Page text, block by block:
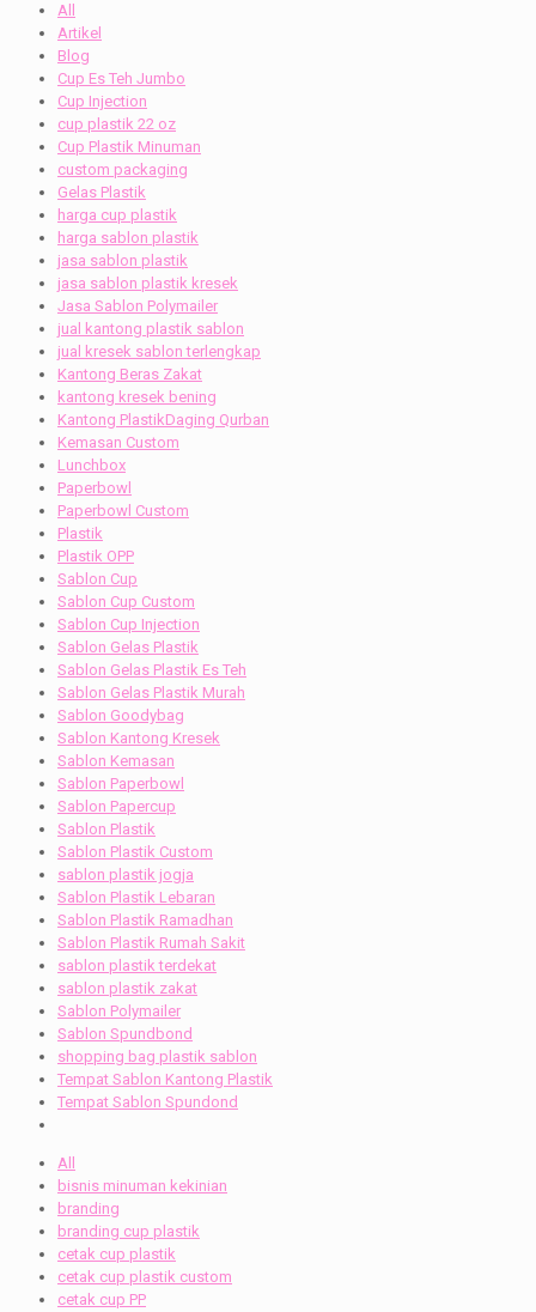
All
Artikel
Blog
Cup Es Teh Jumbo
Cup Injection
cup plastik 22 oz
Cup Plastik Minuman
custom packaging
Gelas Plastik
harga cup plastik
harga sablon plastik
jasa sablon plastik
jasa sablon plastik kresek
Jasa Sablon Polymailer
jual kantong plastik sablon
jual kresek sablon terlengkap
Kantong Beras Zakat
kantong kresek bening
Kantong PlastikDaging Qurban
Kemasan Custom
Lunchbox
Paperbowl
Paperbowl Custom
Plastik
Plastik OPP
Sablon Cup
Sablon Cup Custom
Sablon Cup Injection
Sablon Gelas Plastik
Sablon Gelas Plastik Es Teh
Sablon Gelas Plastik Murah
Sablon Goodybag
Sablon Kantong Kresek
Sablon Kemasan
Sablon Paperbowl
Sablon Papercup
Sablon Plastik
Sablon Plastik Custom
sablon plastik jogja
Sablon Plastik Lebaran
Sablon Plastik Ramadhan
Sablon Plastik Rumah Sakit
sablon plastik terdekat
sablon plastik zakat
Sablon Polymailer
Sablon Spundbond
shopping bag plastik sablon
Tempat Sablon Kantong Plastik
Tempat Sablon Spundond
All
bisnis minuman kekinian
branding
branding cup plastik
cetak cup plastik
cetak cup plastik custom
cetak cup PP